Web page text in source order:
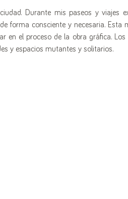
Durante mis paseos y viajes
forma consciente y necesaria. Esta
en el proceso de la obra gráfica. Los
y espacios mutantes y solitarios.